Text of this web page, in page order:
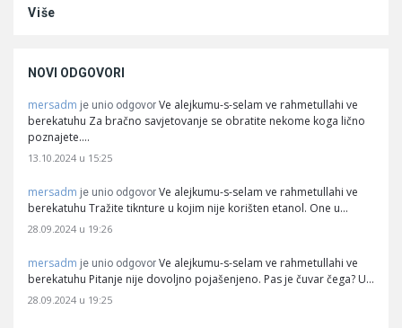
Više
NOVI ODGOVORI
mersadm je unio odgovor Ve alejkumu-s-selam ve rahmetullahi ve
berekatuhu Za bračno savjetovanje se obratite nekome koga lično
poznajete.…
13.10.2024 u 15:25
mersadm je unio odgovor Ve alejkumu-s-selam ve rahmetullahi ve
berekatuhu Tražite tiknture u kojim nije korišten etanol. One u…
28.09.2024 u 19:26
mersadm je unio odgovor Ve alejkumu-s-selam ve rahmetullahi ve
berekatuhu Pitanje nije dovoljno pojašenjeno. Pas je čuvar čega? U…
28.09.2024 u 19:25